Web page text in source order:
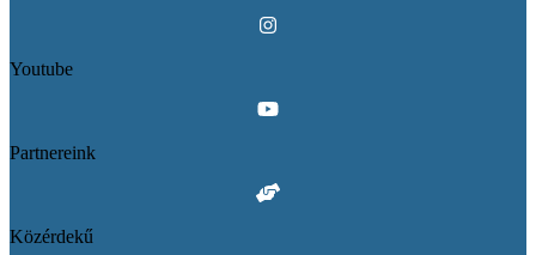
Youtube
Partnereink
Közérdekű